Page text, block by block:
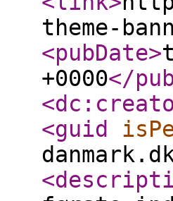
theme-
<pubDate>
+0000</
<guid